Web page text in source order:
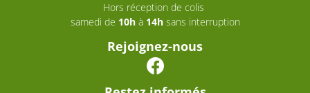
Hors réception de colis
samedi de 10hà 14hsans interruption
Rejoignez-nous